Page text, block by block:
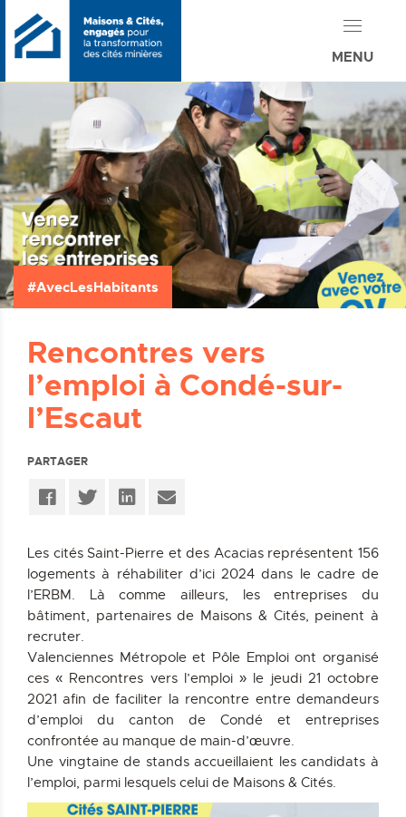
MENU
Rencontres vers
l’emploi à Condé-sur-
l’Escaut
AvecLesHabitants
PARTAGER
Les cités Saint-Pierre et des Acacias représentent 156
logements à réhabiliter d’ici 2024 dans le cadre de
l’ERBM. Là comme ailleurs, les entreprises du
bâtiment, partenaires de Maisons & Cités, peinent à
recruter.
Valenciennes Métropole et Pôle Emploi ont organisé
ces « Rencontres vers l’emploi » le jeudi 21 octobre
2021 afin de faciliter la rencontre entre demandeurs
d’emploi du canton de Condé et entreprises
confrontée au manque de main-d’œuvre.
Une vingtaine de stands accueillaient les candidats à
l’emploi, parmi lesquels celui de Maisons & Cités.